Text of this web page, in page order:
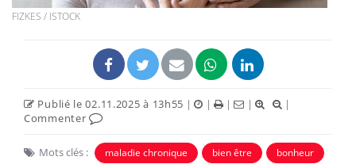
FIZKES / ISTOCK
Publié le 02.11.2025 à 13h55 | | | |
|
Commenter
Mots clés : maladie chronique bien être bonheur